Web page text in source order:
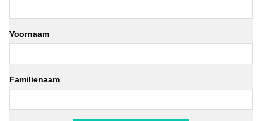
Voornaam
Familienaam